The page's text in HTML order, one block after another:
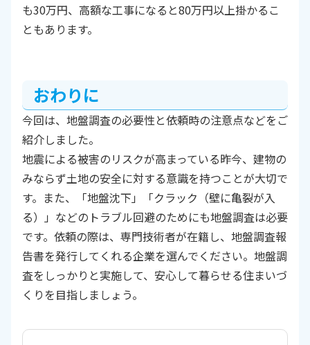
も30万円、高額な工事になると80万円以上掛かるこ
ともあります。
おわりに
今回は、地盤調査の必要性と依頼時の注意点などをご
紹介しました。
地震による被害のリスクが高まっている昨今、建物の
みならず土地の安全に対する意識を持つことが大切で
す。また、「地盤沈下」「クラック（壁に亀裂が入
る）」などのトラブル回避のためにも地盤調査は必要
です。依頼の際は、専門技術者が在籍し、地盤調査報
告書を発行してくれる企業を選んでください。地盤調
査をしっかりと実施して、安心して暮らせる住まいづ
くりを目指しましょう。